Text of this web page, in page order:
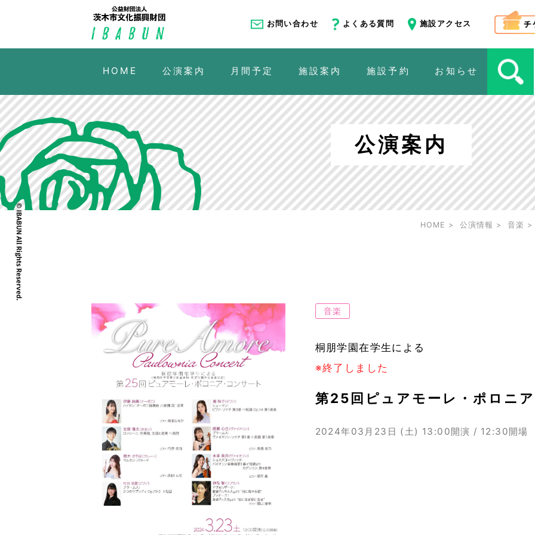
お問い合わせ よくある質問 施設アクセス
HOME 公演案内 月間予定 施設案内 施設予約 お知らせ
公演案内
HOME 公演情報 音楽
音楽
桐朋学園在学生による
※終了しました
第25回ピュアモーレ・ポロニ
2024年03月23日 (土) 13:00開演 / 12:30開場